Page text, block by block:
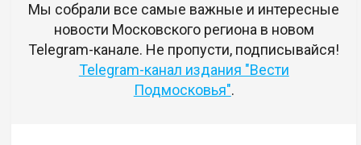
Мы собрали все самые важные и интересные
новости Московского региона в новом
Telegram-канале. Не пропусти, подписывайся!
Telegram-канал издания "Вести
Подмосковья".